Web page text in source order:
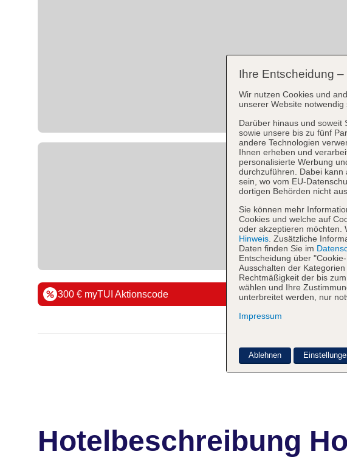
300 € myTUI Aktionscode
Hotelbeschreibung
Ihre Entscheidung
Wir nutzen Cookies und
unserer Website notwendig
Darüber hinaus und soweit
sowie unsere bis zu fünf
andere Technologien
Ihnen erheben und
personalisierte Werbung
durchzuführen. Dabei kann
sein, wo vom EU-
dortigen Behörden nicht
Sie können mehr
Cookies und welche auf
oder akzeptieren möchten.
Hinweis . Zusätzliche
Daten finden Sie im
Entscheidung über
Ausschalten der
Rechtmäßigkeit der bis
wählen und Ihre
unterbreitet werden, nur
Impressum
Ablehnen